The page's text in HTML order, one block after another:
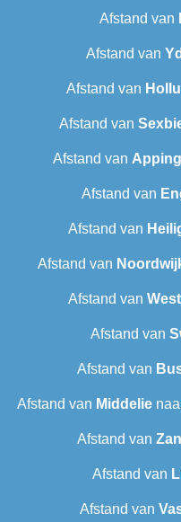
Afstand van
Afstand van
Afstand van
Afstand van
Afstand van
Afstand van
Afstand van
Afstand van
Afstand van
Afstand van
Afstand van
Afstand van Middelie
Afstand van
Afstand van
Afstand van